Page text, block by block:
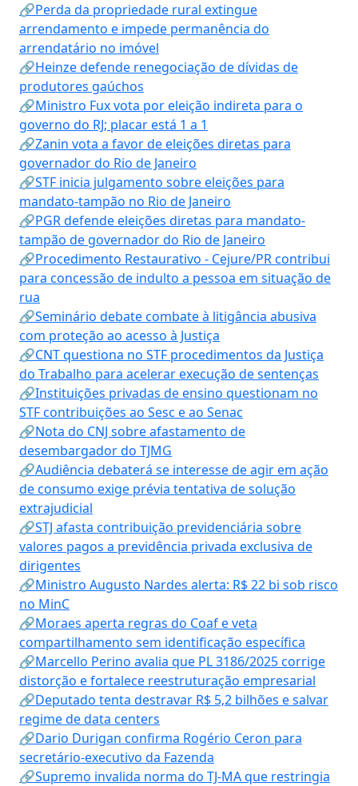
🔗Perda da propriedade rural extingue
arrendamento e impede permanência do
arrendatário no imóvel
🔗Heinze defende renegociação de dívidas de
produtores gaúchos
🔗Ministro Fux vota por eleição indireta para o
governo do RJ; placar está 1 a 1
🔗Zanin vota a favor de eleições diretas para
governador do Rio de Janeiro
🔗STF inicia julgamento sobre eleições para
mandato-tampão no Rio de Janeiro
🔗PGR defende eleições diretas para mandato-
tampão de governador do Rio de Janeiro
🔗Procedimento Restaurativo - Cejure/PR contribui
para concessão de indulto a pessoa em situação de
rua
🔗Seminário debate combate à litigância abusiva
com proteção ao acesso à Justiça
🔗CNT questiona no STF procedimentos da Justiça
do Trabalho para acelerar execução de sentenças
🔗Instituições privadas de ensino questionam no
STF contribuições ao Sesc e ao Senac
🔗Nota do CNJ sobre afastamento de
desembargador do TJMG
🔗Audiência debaterá se interesse de agir em ação
de consumo exige prévia tentativa de solução
extrajudicial
🔗STJ afasta contribuição previdenciária sobre
valores pagos a previdência privada exclusiva de
dirigentes
🔗Ministro Augusto Nardes alerta: R$ 22 bi sob risco
no MinC
🔗Moraes aperta regras do Coaf e veta
compartilhamento sem identificação específica
🔗Marcello Perino avalia que PL 3186/2025 corrige
distorção e fortalece reestruturação empresarial
🔗Deputado tenta destravar R$ 5,2 bilhões e salvar
regime de data centers
🔗Dario Durigan confirma Rogério Ceron para
secretário-executivo da Fazenda
🔗Supremo invalida norma do TJ-MA que restringia